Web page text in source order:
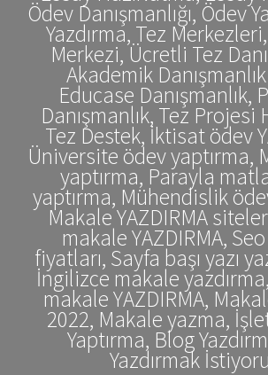
Ödev Danışmanlığı, Ödev
Yazdırma, Tez
Merkezi, Ücretli Tez
Akademik
Educase Danışmanlık,
Danışmanlık, Tez Projesi
Tez Destek, İktisat ödev
Üniversite ödev yaptırma,
yaptırma, Parayla
yaptırma, Mühendislik
Makale YAZDIRMA
makale YAZDIRMA,
fiyatları, Sayfa başı yazı
İngilizce makale
makale YAZDIRMA,
2022, Makale yazma,
Yaptırma, Blog
Yazdırmak